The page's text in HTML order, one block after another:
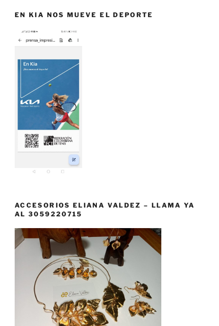
EN KIA NOS MUEVE EL DEPORTE
ACCESORIOS ELIANA VALDEZ – LLAMA YA
AL 3059220715